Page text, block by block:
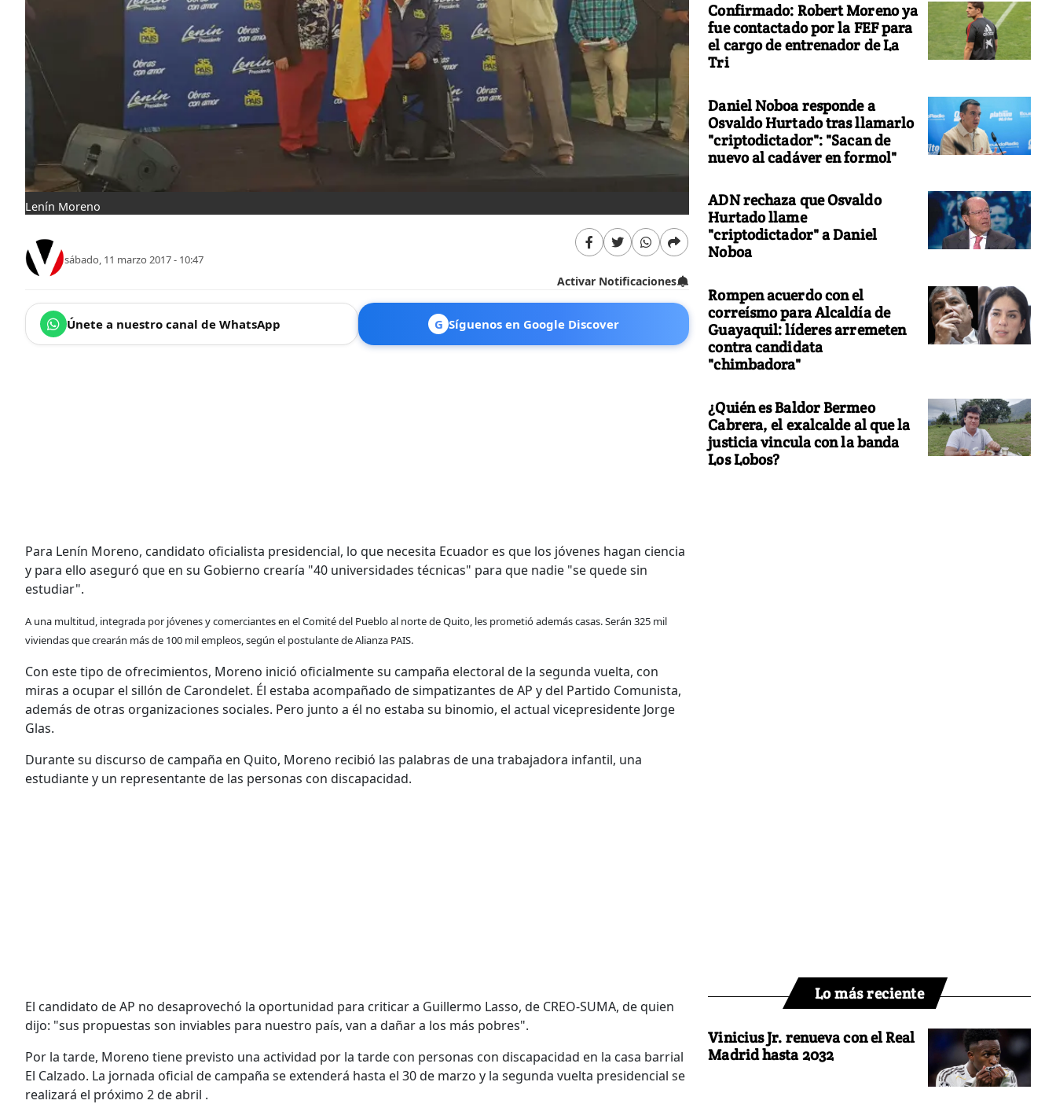
Lenín Moreno
sábado, 11 marzo 2017 - 10:47
Activar Notificaciones
Únete a nuestro canal de WhatsApp G Síguenos en Google Discover
Para Lenín Moreno, candidato oficialista presidencial, lo que necesita Ecuador es que los jóvenes hagan ciencia
y para ello aseguró que en su Gobierno crearía "40 universidades técnicas" para que nadie "se quede sin
estudiar".
A una multitud, integrada por jóvenes y comerciantes en el Comité del Pueblo al norte de Quito, les prometió además casas. Serán 325 mil
viviendas que crearán más de 100 mil empleos, según el postulante de Alianza PAIS.
Con este tipo de ofrecimientos, Moreno inició oficialmente su campaña electoral de la segunda vuelta, con
miras a ocupar el sillón de Carondelet. Él estaba acompañado de simpatizantes de AP y del Partido Comunista,
además de otras organizaciones sociales. Pero junto a él no estaba su binomio, el actual vicepresidente Jorge
Glas.
Durante su discurso de campaña en Quito, Moreno recibió las palabras de una trabajadora infantil, una
estudiante y un representante de las personas con discapacidad.
El candidato de AP no desaprovechó la oportunidad para criticar a Guillermo Lasso, de CREO-SUMA, de quien
dijo: "sus propuestas son inviables para nuestro país, van a dañar a los más pobres".
Por la tarde, Moreno tiene previsto una actividad por la tarde con personas con discapacidad en la casa barrial
El Calzado. La jornada oficial de campaña se extenderá hasta el 30 de marzo y la segunda vuelta presidencial se
realizará el próximo 2 de abril .
Confirmado: Robert Moreno ya
fue contactado por la FEF para
el cargo de entrenador de La
Tri
Daniel Noboa responde a
Osvaldo Hurtado tras llamarlo
"criptodictador": "Sacan de
nuevo al cadáver en formol"
ADN rechaza que Osvaldo
Hurtado llame
"criptodictador" a Daniel
Noboa
Rompen acuerdo con el
correísmo para Alcaldía de
Guayaquil: líderes arremeten
contra candidata
"chimbadora"
¿Quién es Baldor Bermeo
Cabrera, el exalcalde al que la
justicia vincula con la banda
Los Lobos?
Lo más reciente
Vinicius Jr. renueva con el Real
Madrid hasta 2032